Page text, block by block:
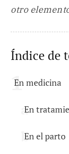
otro
Índice de
En medicina
En
En el parto